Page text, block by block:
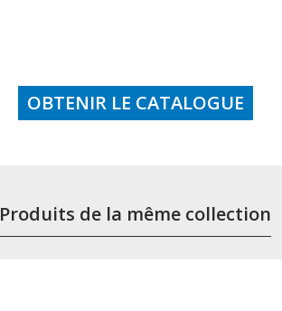
OBTENIR LE CATALOGUE
Produits de la même collection